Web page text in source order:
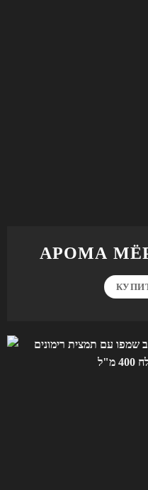
АРОМА